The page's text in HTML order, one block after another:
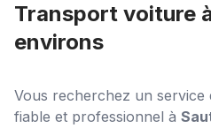
Transport voiture
environs
Vous recherchez un service
fiable et professionnel à